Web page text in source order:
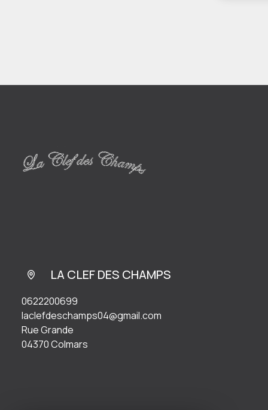
LA CLEF DES CHAMPS
0622200699
laclefdeschamps04@gmail.com
Rue Grande
04370 Colmars